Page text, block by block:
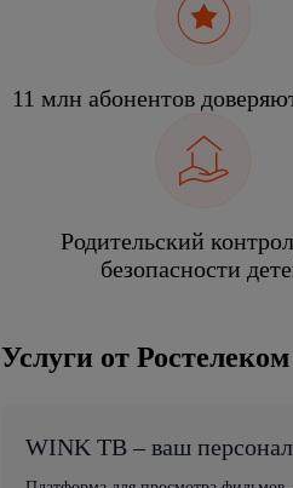
11 млн абонентов доверяют
Родительский
безопасности
Услуги от Ростелеком
WINK ТВ – ваш